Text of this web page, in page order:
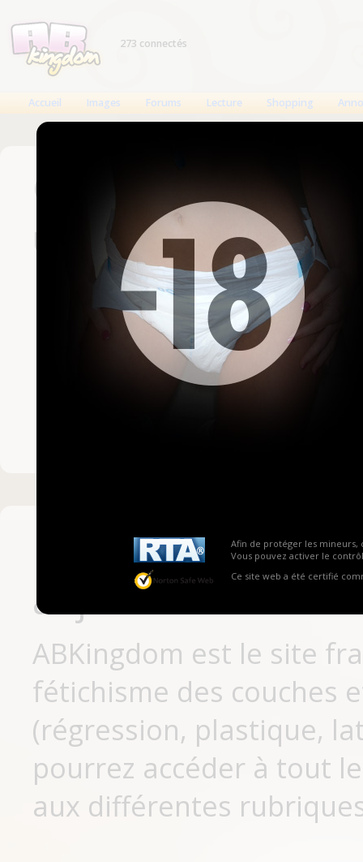
Afin de protéger les mineurs,
Vous pouvez activer le
Ce site web a été certifié
273 connectés
Accueil Images Forums Lecture Shopping
Connexion
Un compte est
Nom d'utilisateur
Mot de passe
Pas encore
aujourd'hui
ABKingdom est le site
fétichisme des couches
(régression, plastique,
pourrez accéder à tout
aux différentes